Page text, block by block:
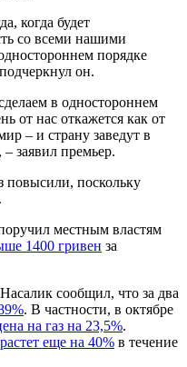
когда будет
со всеми нашими
порядке
он.
в одностороннем
от нас откажется как от
– и страну заведут в
заявил премьер.
повысили, поскольку
местным властям
1400 гривен за
сообщил, что за два
. В частности, в октябре
на газ на 23,5%.
еще на 40% в течение